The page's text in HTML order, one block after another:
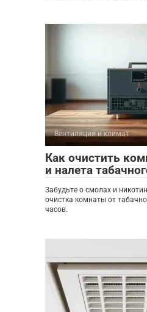
Вентиляция и климат
Как очистить
и налета
Забудьте о смолах и
очистка комнаты от
часов.